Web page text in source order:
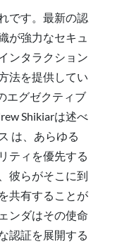
です。最新の認
が強力なセキュ
ンタラクション
法を提供してい
エグゼクティブ
Shikiarは述べ
は、あらゆる
ティを優先する
彼らがそこに到
共有することが
ンダはその使命
認証を展開する